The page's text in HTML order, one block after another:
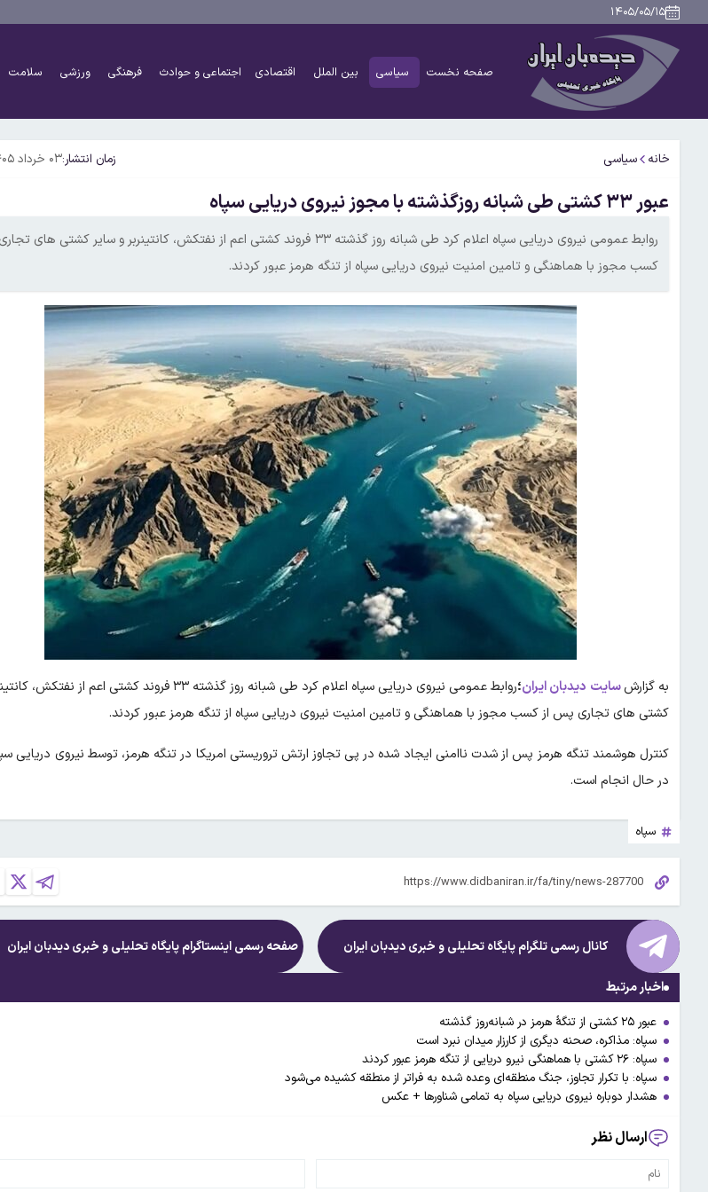
۱۴۰۵/۰۵/۱۵
صفحه نخست سیاسی بین الملل اقتصادی اجتماعی و حوادث فرهنگی ورزشی سلامت
خانه سیاسی زمان انتشار:۰۳ خرداد ۱۴۰۵
عبور ۳۳ کشتی طی شبانه روزگذشته با مجوز نیروی دریایی سپاه
روابط عمومی نیروی دریایی سپاه اعلام کرد طی شبانه روز گذشته ۳۳ فروند کشتی اعم از نفتکش، کانتینربر و سایر کشتی
کسب مجوز با هماهنگی و تامین امنیت نیروی دریایی سپاه از تنگه هرمز عبور کردند.
به گزارشسایت دیدبان ایران؛
روابط عمومی نیروی دریایی سپاه اعلام کرد طی شبانه روز گذشته ۳۳ فروند کشتی اعم از
کشتی های تجاری پس از کسب مجوز با هماهنگی و تامین امنیت نیروی دریایی سپاه از تنگه هرمز عبور کردند.
کنترل هوشمند تنگه هرمز پس از شدت ناامنی ایجاد شده در پی تجاوز ارتش تروریستی امریکا در تنگه هرمز، توسط نیروی دریایی
در حال انجام است.
سپاه
کانال رسمی تلگرام پایگاه تحلیلی و خبریدیدبان ایران صفحه رسمی اینستاگرام پایگاه تحلیلی و خبریدیدبان ایران
اخبار مرتبط
عبور ۲۵ کشتی از تنگهٔ هرمز در شبانه‌روز گذشته
سپاه: مذاکره، صحنه دیگری از کارزار میدان نبرد است
سپاه: ۲۶ کشتی با هماهنگی نیرو دریایی از تنگه هرمز عبور کردند
سپاه: با تکرار تجاوز، جنگ منطقه‌ای وعده شده به فراتر از منطقه کشیده می‌شود
هشدار دوباره نیروی دریایی سپاه به تمامی شناورها + عکس
ارسال نظر